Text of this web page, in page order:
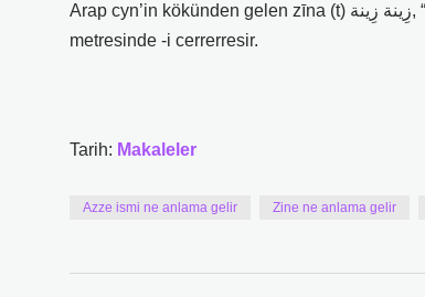
Arap cyn’in kökünden gelen zīna (t) زِينة زِينة, “süsleme, dekorasyon .. bu kelime, bu kelime” fiil fiˁla (t) adının
metresinde -i cerrerresir.
Tarih: Makaleler
Azze ismi ne anlama gelir Zine ne anlama gelir